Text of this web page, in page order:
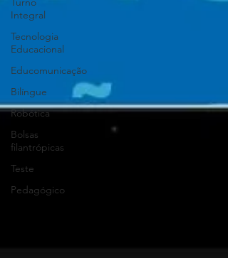
Integral
Tecnologia
Educacional
Educomunicação
Bilíngue
Robótica
Bolsas
filantrópicas
Teste
Pedagógico